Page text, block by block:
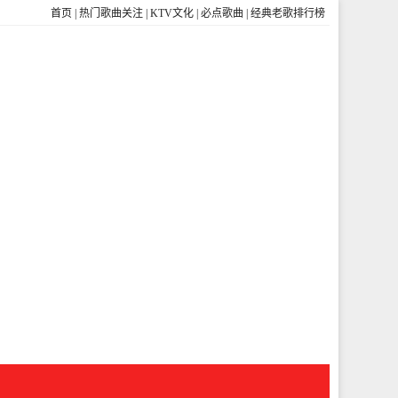
首页 热门歌曲关注 KTV文化 必点歌曲 经典老歌排行榜